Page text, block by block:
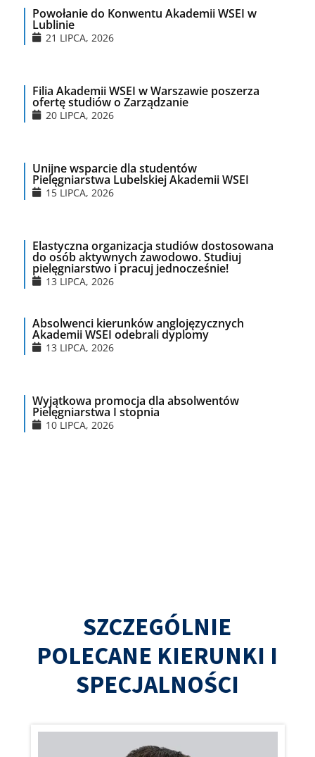
Powołanie do Konwentu Akademii WSEI w
Lublinie
21 LIPCA, 2026
Filia Akademii WSEI w Warszawie poszerza
ofertę studiów o Zarządzanie
20 LIPCA, 2026
Unijne wsparcie dla studentów
Pielęgniarstwa Lubelskiej Akademii WSEI
15 LIPCA, 2026
Elastyczna organizacja studiów dostosowana
do osób aktywnych zawodowo. Studiuj
pielęgniarstwo i pracuj jednocześnie!
13 LIPCA, 2026
Absolwenci kierunków anglojęzycznych
Akademii WSEI odebrali dyplomy
13 LIPCA, 2026
Wyjątkowa promocja dla absolwentów
Pielęgniarstwa I stopnia
10 LIPCA, 2026
SZCZEGÓLNIE
POLECANE KIERUNKI I
SPECJALNOŚCI